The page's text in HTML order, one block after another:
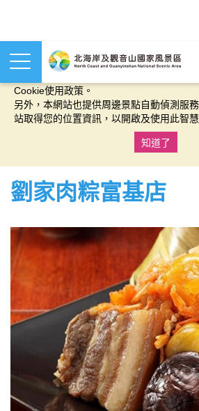
本網站使用cookies等相關技術以持續優化
Cookie使用政策。
另外，本網站也提供周邊景點自動偵測服
站取得您的位置資訊，以開啟及使用此智慧
知道了
劉家肉粽富基店